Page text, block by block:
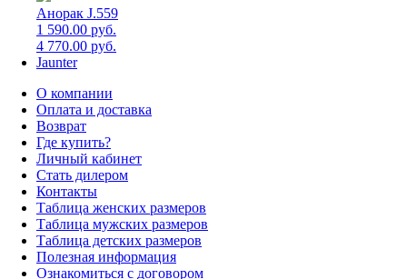
Анорак J.559
1 590.00 руб.
4 770.00 руб.
Jaunter
О компании
Оплата и доставка
Возврат
Где купить?
Личный кабинет
Стать дилером
Контакты
Таблица женских размеров
Таблица мужских размеров
Таблица детских размеров
Полезная информация
Ознакомиться с договором